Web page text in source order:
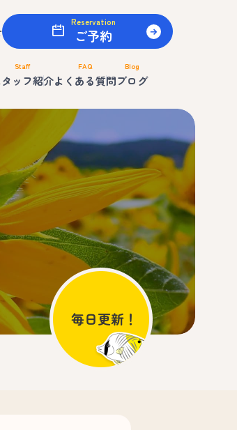
Reservation
ご予約
Staff
ッフ紹介
FAQ
よくある質問
Blog
ブログ